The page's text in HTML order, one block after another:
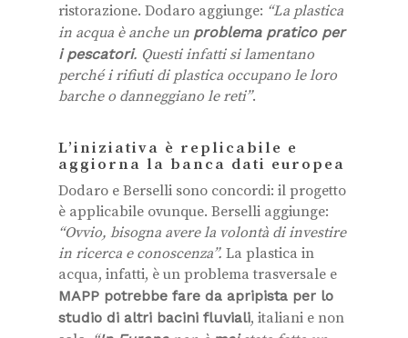
ristorazione. Dodaro aggiunge: “La plastica
in acqua è anche un problema pratico per
i pescatori. Questi infatti si lamentano
perché i rifiuti di plastica occupano le loro
barche o danneggiano le reti”.
L’iniziativa è replicabile e
aggiorna la banca dati europea
Dodaro e Berselli sono concordi: il progetto
è applicabile ovunque. Berselli aggiunge:
“Ovvio, bisogna avere la volontà di investire
in ricerca e conoscenza”. La plastica in
acqua, infatti, è un problema trasversale e
MAPP potrebbe fare da apripista per lo
studio di altri bacini fluviali, italiani e non